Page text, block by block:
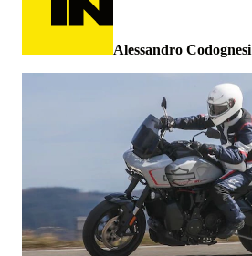
Alessandro Codognesi